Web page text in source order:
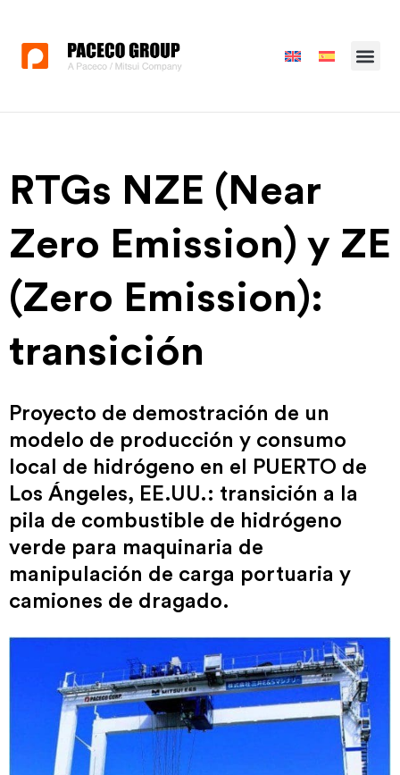
RTGs NZE (Near
Zero Emission) y ZE
(Zero Emission):
transición
Proyecto de demostración de un
modelo de producción y consumo
local de hidrógeno en el PUERTO de
Los Ángeles, EE.UU.: transición a la
pila de combustible de hidrógeno
verde para maquinaria de
manipulación de carga portuaria y
camiones de dragado.